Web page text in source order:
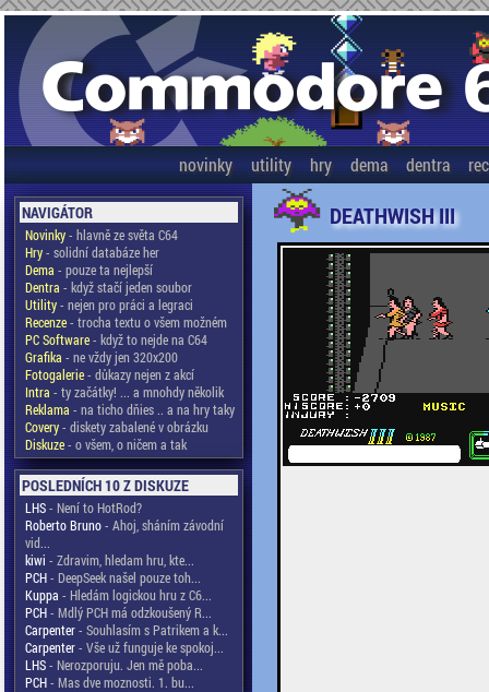
novinky utility hry dema dentra
NAVIGÁTOR
Novinky- hlavně ze světa C64
Hry- solidní databáze her
Dema - pouze ta nejlepší
Dentra - když stačí jeden soubor
Utility- nejen pro práci a legraci
Recenze- trocha textu o všem možném
PC Software- když to nejde na C64
Grafika - ne vždy jen 320x200
Fotogalerie- důkazy nejen z akcí
Intra - ty začátky! ... a mnohdy několik
Reklama - na ticho dňies .. a na hry taky
Covery- diskety zabalené v obrázku
Diskuze- o všem, o ničem a tak
POSLEDNÍCH 10 Z DISKUZE
LHS- Není to HotRod?
Roberto Bruno- Ahoj, sháním závodní
vid...
kiwi - Zdravim, hledam hru, kte...
PCH- DeepSeek našel pouze toh...
Kuppa - Hledám logickou hru z C6...
PCH- Mdlý PCH má odzkoušený R...
Carpenter- Souhlasím s Patrikem a k...
Carpenter- Vše už funguje ke spokoj...
LHS- Nerozporuju. Jen mě poba...
PCH- Mas dve moznosti. 1. bu...
DEATHWISH III